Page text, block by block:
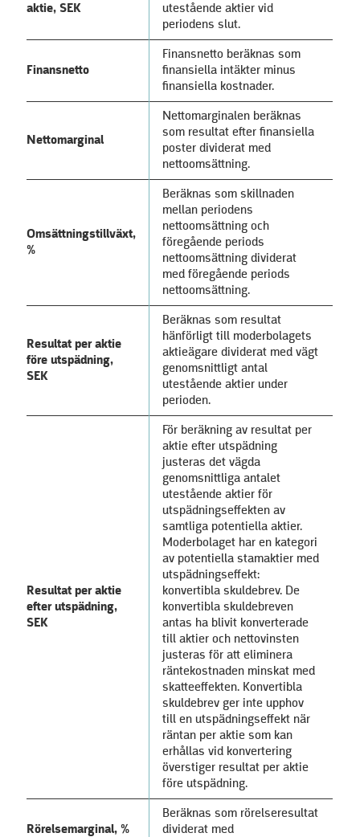
aktie, SEK
utestående aktier vid
periodens slut.
Finansnetto
Finansnetto beräknas som
finansiella intäkter minus
finansiella kostnader.
Nettomarginal
Nettomarginalen beräknas
som resultat efter finansiella
poster dividerat med
nettoomsättning.
Omsättningstillväxt,
%
Beräknas som skillnaden
mellan periodens
nettoomsättning och
föregående periods
nettoomsättning dividerat
med föregående periods
nettoomsättning.
Resultat per aktie
före utspädning,
SEK
Beräknas som resultat
hänförligt till moderbolagets
aktieägare dividerat med vägt
genomsnittligt antal
utestående aktier under
perioden.
Resultat per aktie
efter utspädning,
SEK
För beräkning av resultat per
aktie efter utspädning
justeras det vägda
genomsnittliga antalet
utestående aktier för
utspädningseffekten av
samtliga potentiella aktier.
Moderbolaget har en kategori
av potentiella stamaktier med
utspädningseffekt:
konvertibla skuldebrev. De
konvertibla skuldebreven
antas ha blivit konverterade
till aktier och nettovinsten
justeras för att eliminera
räntekostnaden minskat med
skatteeffekten. Konvertibla
skuldebrev ger inte upphov
till en utspädningseffekt när
räntan per aktie som kan
erhållas vid konvertering
överstiger resultat per aktie
före utspädning.
Rörelsemarginal, %
Beräknas som rörelseresultat
dividerat med